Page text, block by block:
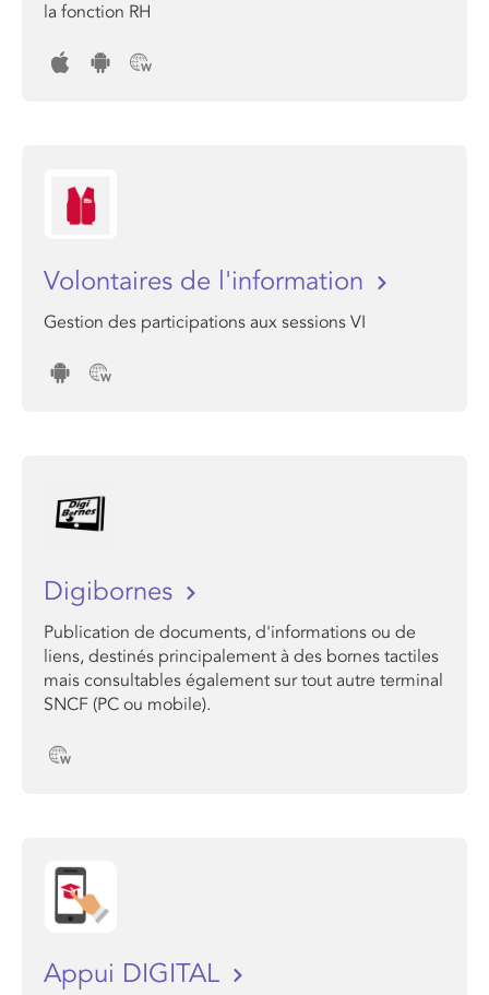
la fonction RH
Volontaires de l'information
Gestion des participations aux sessions VI
Digibornes
Publication de documents, d'informations ou de
liens, destinés principalement à des bornes tactiles
mais consultables également sur tout autre terminal
SNCF (PC ou mobile).
Appui DIGITAL